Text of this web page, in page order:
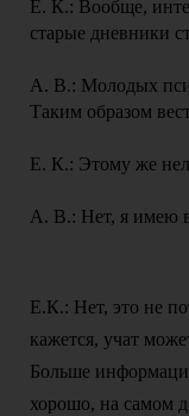
Е. К.: Вообще,
старые дневники
А. В.: Молодых
Таким образом
Е. К.: Этому же
А. В.: Нет, я имею
Е.К.: Нет, это не
кажется, учат
Больше
хорошо, на самом